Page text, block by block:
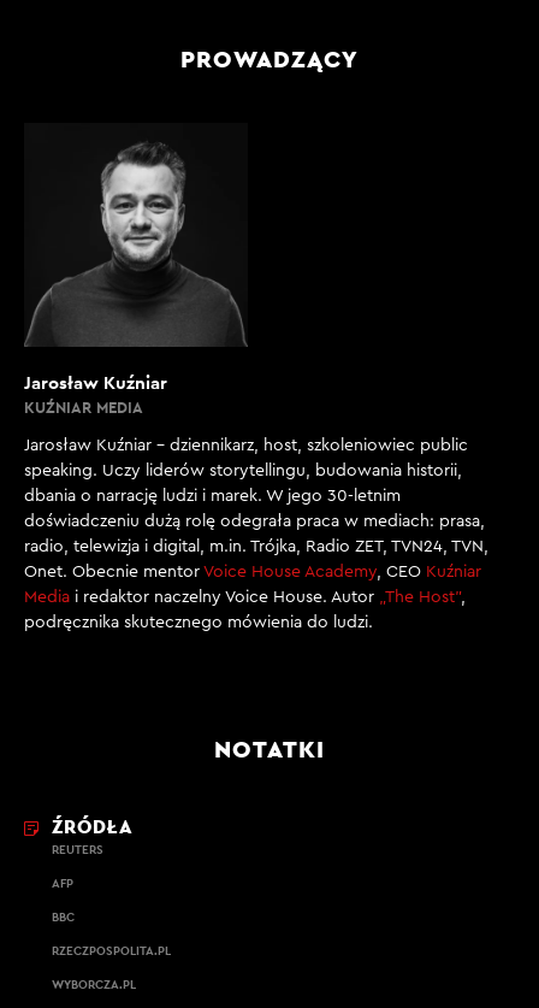
PROWADZĄCY
Jarosław Kuźniar
KUŹNIAR MEDIA
Jarosław Kuźniar – dziennikarz, host, szkoleniowiec public
speaking. Uczy liderów storytellingu, budowania historii,
dbania o narrację ludzi i marek. W jego 30-letnim
doświadczeniu dużą rolę odegrała praca w mediach: prasa,
radio, telewizja i digital, m.in. Trójka, Radio ZET, TVN24, TVN,
Onet. Obecnie mentor Voice House Academy, CEO Kuźniar
Media i redaktor naczelny Voice House. Autor „The Host”,
podręcznika skutecznego mówienia do ludzi.
NOTATKI
ŹRÓDŁA
REUTERS
AFP
BBC
RZECZPOSPOLITA.PL
WYBORCZA.PL